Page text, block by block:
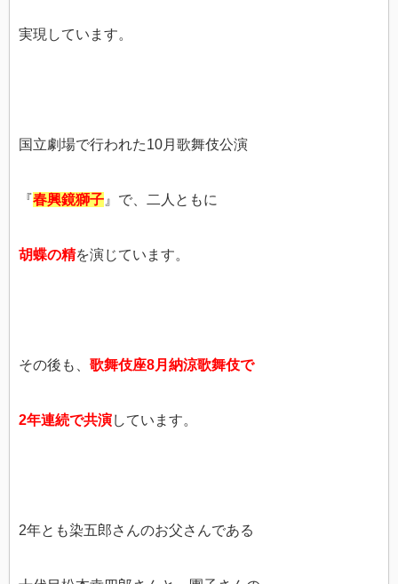
実現しています。
国立劇場で行われた10月歌舞伎公演
『春興鏡獅子 』で、二人ともに
胡蝶の精を演じています。
その後も、 歌舞伎座8月納涼歌舞伎で
2年連続で共演しています。
2年とも染五郎さんのお父さんである